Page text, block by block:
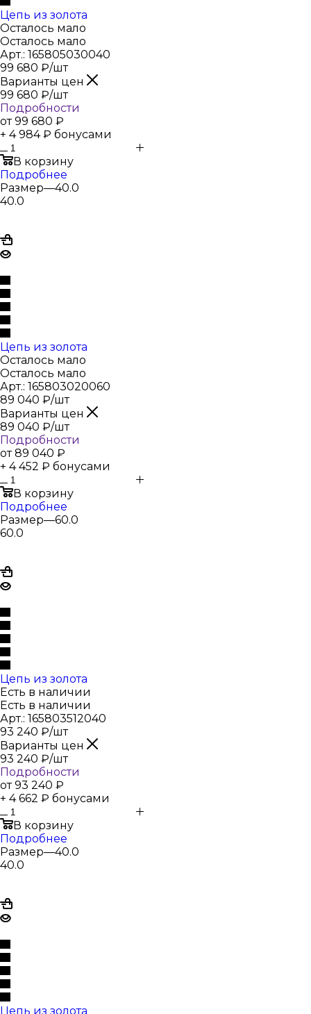
Цепь из золота
Осталось мало
Осталось мало
Арт.: 165805030040
99 680 ₽/шт
Варианты цен
99 680 ₽/шт
Подробности
от99 680 ₽
+ 4 984 ₽ бонусами
В корзину
Подробнее
Размер—40.0
40.0
Цепь из золота
Осталось мало
Осталось мало
Арт.: 165803020060
89 040 ₽/шт
Варианты цен
89 040 ₽/шт
Подробности
от89 040 ₽
+ 4 452 ₽ бонусами
В корзину
Подробнее
Размер—60.0
60.0
Цепь из золота
Есть в наличии
Есть в наличии
Арт.: 165803512040
93 240 ₽/шт
Варианты цен
93 240 ₽/шт
Подробности
от93 240 ₽
+ 4 662 ₽ бонусами
В корзину
Подробнее
Размер—40.0
40.0
Цепь из золота